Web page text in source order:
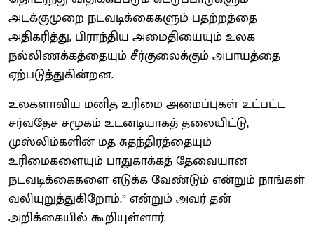
அடக்குமுறை நடவடிக்கைகளும் பதற்றத்தை
அதிகரித்து, பிராந்திய அமைதியையும் உலக
நல்லிணக்கத்தையும் சீர்குலைக்கும் அபாயத்தை
ஏற்படுத்துகின்றன.
உலகளாவிய மனித உரிமை அமைப்புகள் உட்பட்ட
சர்வதேச சமூகம் உடனடியாகத் தலையிட்டு,
முஸ்லிம்களின் மத சுதந்திரத்தையும்
உரிமைகளையும் பாதுகாக்கத் தேவையான
நடவடிக்கைகளை எடுக்க வேண்டும் என்றும் நாங்கள்
வலியுறுத்துகிறோம்.” என்றும் அவர் தன்
அறிக்கையில் கூறியுள்ளார்.